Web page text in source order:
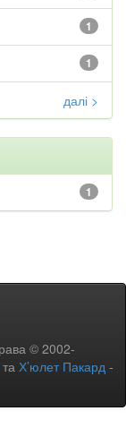
1
1
далі >
1
© 2002-
та Х’юлет Пакард -